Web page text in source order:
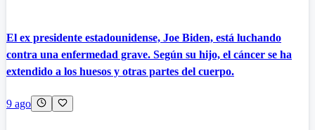
El ex presidente estadounidense, Joe Biden, está luchando
contra una enfermedad grave. Según su hijo, el cáncer se ha
extendido a los huesos y otras partes del cuerpo.
9 ago